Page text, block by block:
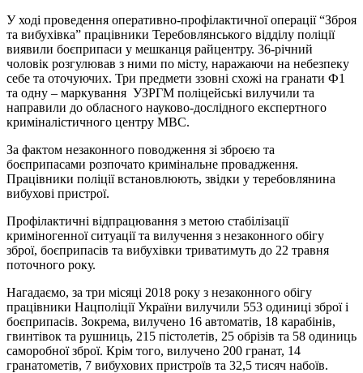
У ході проведення оперативно-профілактичної операції “Зброя
та вибухівка” працівники Теребовлянського відділу поліції
виявили боєприпаси у мешканця райцентру. 36-річний
чоловік розгулював з ними по місту, наражаючи на небезпеку
себе та оточуючих. Три предмети ззовні схожі на гранати Ф1
та одну – маркування УЗРГМ поліцейські вилучили та
направили до обласного науково-дослідного експертного
криміналістичного центру МВС.
За фактом незаконного поводження зі зброєю та
боєприпасами розпочато кримінальне провадження.
Працівники поліції встановлюють, звідки у теребовлянина
вибухові пристрої.
Профілактичні відпрацювання з метою стабілізації
криміногенної ситуації та вилучення з незаконного обігу
зброї, боєприпасів та вибухівки триватимуть до 22 травня
поточного року.
Нагадаємо, за три місяці 2018 року з незаконного обігу
працівники Нацполіції України вилучили 553 одиниці зброї і
боєприпасів. Зокрема, вилучено 16 автоматів, 18 карабінів,
гвинтівок та рушниць, 215 пістолетів, 25 обрізів та 58 одиниць
саморобної зброї. Крім того, вилучено 200 гранат, 14
гранатометів, 7 вибухових пристроїв та 32,5 тисяч набоїв.